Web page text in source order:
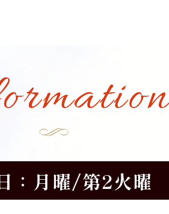
：月曜/第2火曜